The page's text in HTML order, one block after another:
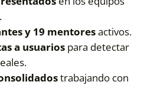
y 19 mentoresactivos.
a usuariospara detectar
trabajando con